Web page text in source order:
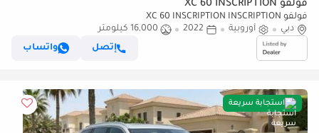
فولفو XC 60 INSCRIPTION
فولفو XC 60 INSCRIPTION INSCRIPTION
دبي
أوروبية 2022
16,000 كيلومتر
إتصل
واتساب
استجابة سريعة